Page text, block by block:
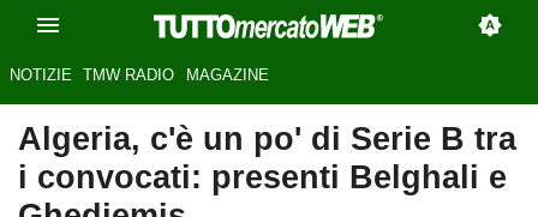
NOTIZIE TMW RADIO MAGAZINE
Algeria, c'è un po' di Serie B tra
i convocati: presenti Belghali e